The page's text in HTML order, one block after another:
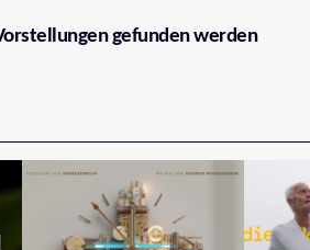
gefunden werden